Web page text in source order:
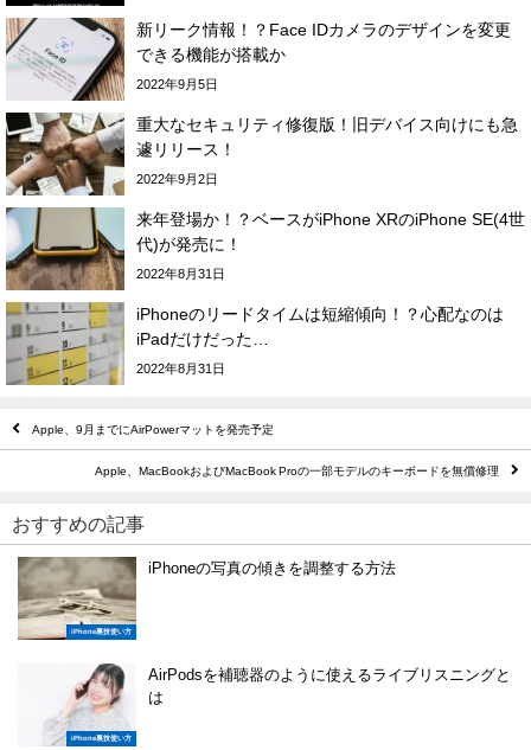
新リーク情報！？Face IDカメラのデザインを変更
できる機能が搭載か
2022年9月5日
重大なセキュリティ修復版！旧デバイス向けにも急
遽リリース！
2022年9月2日
来年登場か！？ベースがiPhone XRのiPhone SE(4世
代)が発売に！
2022年8月31日
iPhoneのリードタイムは短縮傾向！？心配なのは
iPadだけだった…
2022年8月31日
Apple、9月までにAirPowerマットを発売予定
Apple、MacBookおよびMacBook Proの一部モデルのキーボードを無償修理
おすすめの記事
iPhone裏技使い方
iPhoneの写真の傾きを調整する方法
iPhone裏技使い方
AirPodsを補聴器のように使えるライブリスニングと
は